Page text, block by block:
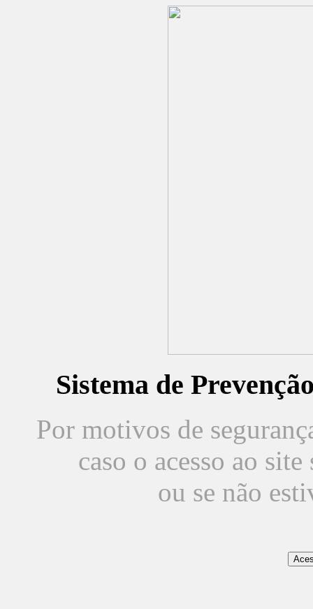
Sistema de
Por motivos de
caso o acesso ao
ou se não